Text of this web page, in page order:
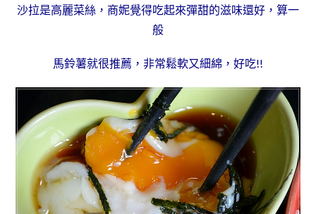
沙拉是高麗菜絲，商妮覺得吃起來彈甜的滋味還好，算一
般
馬鈴薯就很推薦，非常鬆軟又細綿，好吃!!